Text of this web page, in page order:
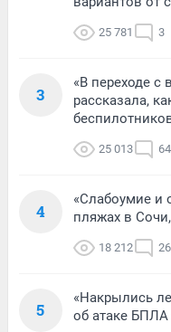
25 781 3
3
«В переходе
рассказала,
25 013 64
4
«Слабоумие и
пляжах в
18 212 26
5
«Накрылись
об атаке